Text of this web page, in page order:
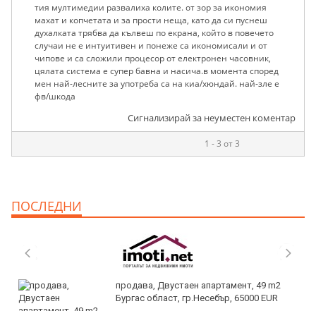
тия мултимедии развалиха колите. от зор за икономия
махат и копчетата и за прости неща, като да си пуснеш
духалката трябва да кълвеш по екрана, който в повечето
случаи не е интуитивен и понеже са икономисали и от
чипове и са сложили процесор от електронен часовник,
цялата система е супер бавна и насича.в момента според
мен най-лесните за употреба са на киа/хюндай. най-зле е
фв/шкода
Сигнализирай за неуместен коментар
1 - 3 от 3
ПОСЛЕДНИ
продава, Двустаен апартамент, 49 m2
Бургас област, гр.Несебър, 65000 EUR